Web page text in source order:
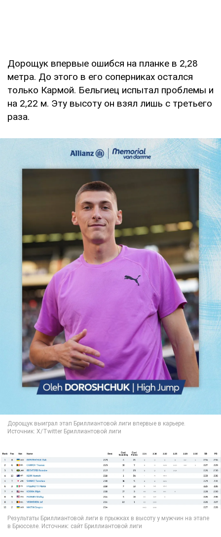
Дорощук впервые ошибся на планке в 2,28
метра. До этого в его соперниках остался
только Кармой. Бельгиец испытал проблемы и
на 2,22 м. Эту высоту он взял лишь с третьего
раза.